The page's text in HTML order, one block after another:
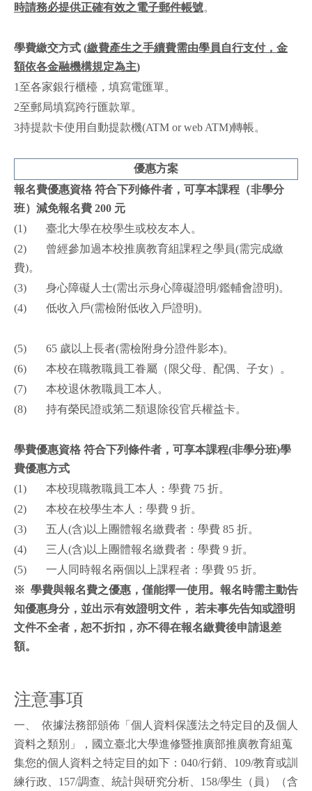
時請務必提供正確有效之電子郵件帳號。
學費繳交方式 (繳費產生之手續費需由學員自行支付，金
額依各金融機構規定為主)
1至各家銀行櫃檯，填寫電匯單。
2至郵局填寫跨行匯款單。
3持提款卡使用自動提款機(ATM or web ATM)轉帳。
優惠方案
報名費優惠資格 符合下列條件者，可享本課程（非學分
班）減免報名費 200 元
(1) 臺北大學在校學生或校友本人。
(2) 曾經參加過本校推廣教育組課程之學員(需完成繳
費)。
(3) 身心障礙人士(需出示身心障礙證明/鑑輔會證明)。
(4) 低收入戶(需檢附低收入戶證明)。
(5) 65 歲以上長者(需檢附身分證件影本)。
(6) 本校在職教職員工眷屬（限父母、配偶、子女）。
(7) 本校退休教職員工本人。
(8) 持有榮民證或第二類退除役官兵權益卡。
學費優惠資格 符合下列條件者，可享本課程(非學分班)學
費優惠方式
(1) 本校現職教職員工本人：學費 75 折。
(2) 本校在校學生本人：學費 9 折。
(3) 五人(含)以上團體報名繳費者：學費 85 折。
(4) 三人(含)以上團體報名繳費者：學費 9 折。
(5) 一人同時報名兩個以上課程者：學費 95 折。
※ 學費與報名費之優惠，僅能擇一使用。報名時需主動告
知優惠身分，並出示有效證明文件， 若未事先告知或證明
文件不全者，恕不折扣，亦不得在報名繳費後申請退差
額。
注意事項
一、 依據法務部頒佈「個人資料保護法之特定目的及個人
資料之類別」，國立臺北大學進修暨推廣部推廣教育組蒐
集您的個人資料之特定目的如下：040/行銷、109/教育或訓
練行政、157/調查、統計與研究分析、158/學生（員）（含